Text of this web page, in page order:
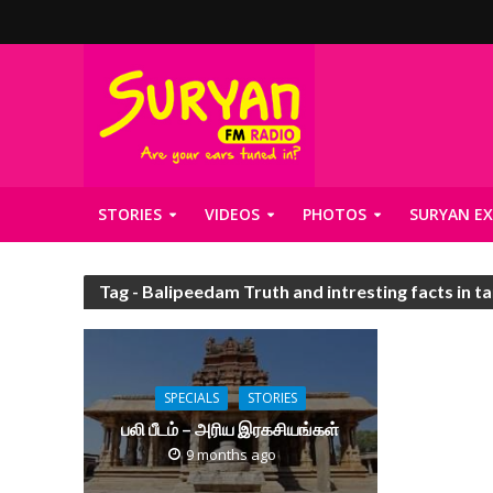
STORIES VIDEOS PHOTOS SURYAN
Tag - Balipeedam Truth and intresting facts in
SPECIALS STORIES
பலி பீடம் – அரிய இரகசியங்கள்
9 months ago